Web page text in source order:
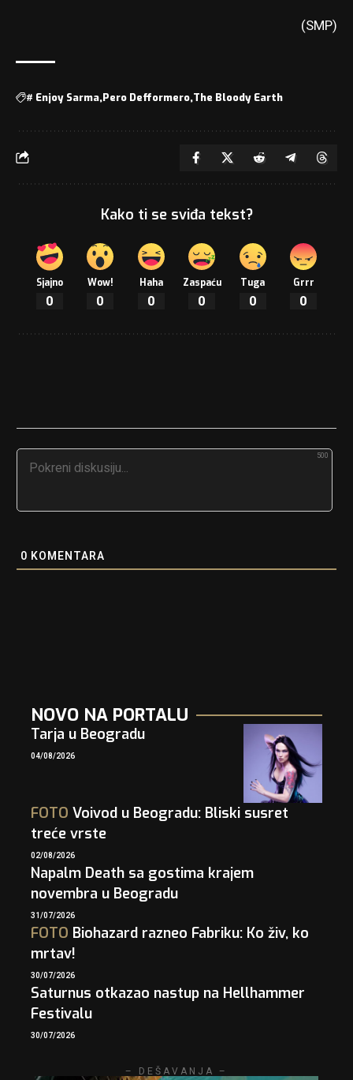
(SMP)
# Enjoy Sarma Pero Defformero The Bloody Earth
Kako ti se sviđa tekst?
Sjajno
0
Wow!
0
Haha
0
Zaspaću
0
Tuga
0
Grrr
0
500
0 KOMENTARA
NOVO NA PORTALU
Tarja u Beogradu
04/08/2026
FOTO Voivod u Beogradu: Bliski susret
treće vrste
02/08/2026
Napalm Death sa gostima krajem
novembra u Beogradu
31/07/2026
FOTO Biohazard razneo Fabriku: Ko živ, ko
mrtav!
30/07/2026
Saturnus otkazao nastup na Hellhammer
Festivalu
30/07/2026
– DEŠAVANJA –